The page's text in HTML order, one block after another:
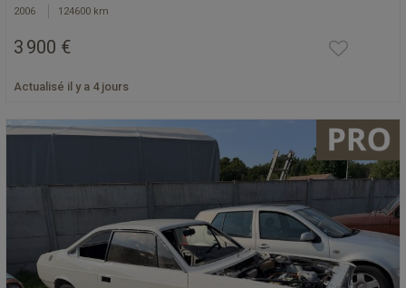
2006 124600 km
3 900 €
Actualisé il y a 4 jours